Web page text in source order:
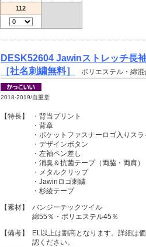
112
DESK52604 Jawinストレッチ長
［社名刺繍無料］
ポリエステル・綿混
2018-2019/自重堂
【特長】
・背当プリント
・背章
・ポケットファスナーロゴ入りスラ
・デザインボタン
・左袖ペン差し
・消臭＆抗菌テープ（両脇・両肩）
・メタルクリップ
・Jawinロゴ刺繍
・杉綾テープ
【素材】
バンジーテックツイル
綿55％・ポリエステル45％
【備考】
EL以上は割高となります。詳細は
認ください。